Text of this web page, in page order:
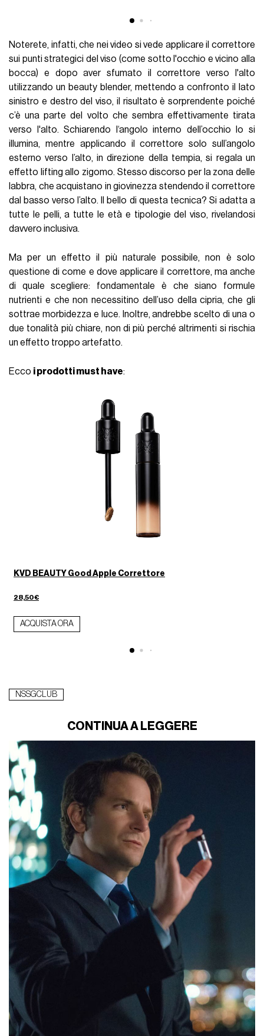
Noterete, infatti, che nei video si vede applicare il correttore
sui punti strategici del viso (come sotto l'occhio e vicino alla
bocca) e dopo aver sfumato il correttore verso l'alto
utilizzando un beauty blender, mettendo a confronto il lato
sinistro e destro del viso, il risultato è sorprendente poiché
c’è una parte del volto che sembra effettivamente tirata
verso l'alto. Schiarendo l‘angolo interno dell’occhio lo si
illumina, mentre applicando il correttore solo sull’angolo
esterno verso l’alto, in direzione della tempia, si regala un
effetto lifting allo zigomo. Stesso discorso per la zona delle
labbra, che acquistano in giovinezza stendendo il correttore
dal basso verso l’alto. Il bello di questa tecnica? Si adatta a
tutte le pelli, a tutte le età e tipologie del viso, rivelandosi
davvero inclusiva.
Ma per un effetto il più naturale possibile, non è solo
questione di come e dove applicare il correttore, ma anche
di quale scegliere: fondamentale è che siano formule
nutrienti e che non necessitino dell’uso della cipria, che gli
sottrae morbidezza e luce. Inoltre, andrebbe scelto di una o
due tonalità più chiare, non di più perché altrimenti si rischia
un effetto troppo artefatto.
Ecco i prodotti must have:
KVD BEAUTY Good Apple Correttore
28,50€
ACQUISTA ORA
NSSGCLUB
CONTINUA A LEGGERE